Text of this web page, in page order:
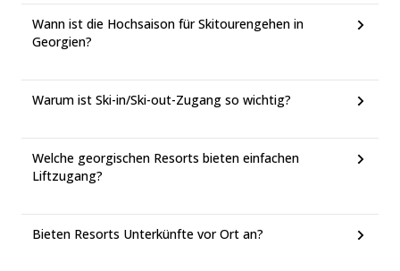
Wann ist die Hochsaison für Skitourengehen in
Georgien?
Warum ist Ski-in/Ski-out-Zugang so wichtig?
Welche georgischen Resorts bieten einfachen
Liftzugang?
Bieten Resorts Unterkünfte vor Ort an?